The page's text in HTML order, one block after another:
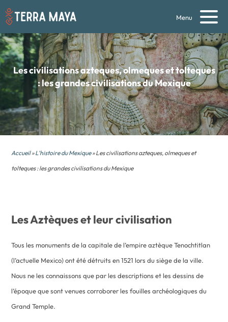
Menu
Les civilisations azteques, olmeques et tolteques
: les grandes civilisations du Mexique
Accueil»L’histoire du Mexique» Les civilisations azteques, olmeques et
tolteques : les grandes civilisations du Mexique
Les Aztèques et leur civilisation
Tous les monuments de la capitale de l’empire aztèque Tenochtitlan
(l’actuelle Mexico) ont été détruits en 1521 lors du siège de la ville.
Nous ne les connaissons que par les descriptions et les dessins de
l’époque que sont venues corroborer les fouilles archéologiques du
Grand Temple.